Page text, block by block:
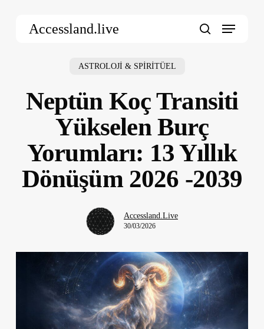
Accessland.live Menu
ASTROLOJİ & SPİRİTÜEL
Neptün Koç Transiti
Yükselen Burç
Yorumları: 13 Yıllık
Dönüşüm 2026 -2039
Accessland.Live
30/03/2026